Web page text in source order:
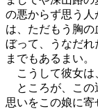
の悪からず思う人
は、ただもう胸
ぼって、うなだれ
までもあるまい。
こうして彼女は
ところが、この
思いをこの娘に